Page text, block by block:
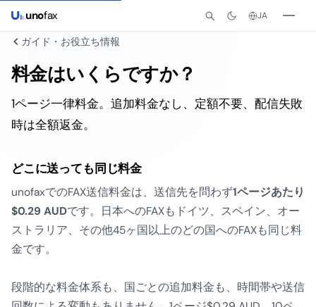
unofax JA
ガイド・お役立ち情報
料金はいくらですか？
1ページ一律料金。追加料金なし、定額不要、配信失敗
時は全額返金。
どこに送っても同じ料金
unofaxでのFAX送信料金は、送信先を問わず1ページあたり
$0.29 AUDです。日本へのFAXもドイツ、スペイン、オー
ストラリア、その他45ヶ国以上のどの国へのFAXも同じ料
金です。
段階的な料金体系も、国ごとの追加料金も、時間帯や送信